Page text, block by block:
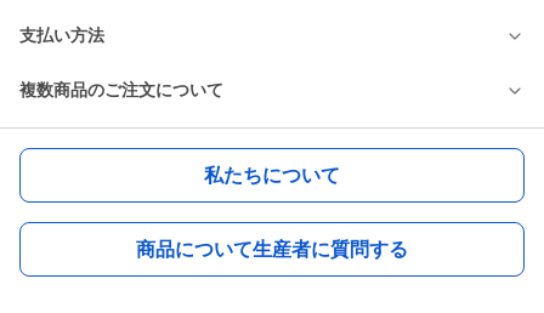
支払い方法
複数商品のご注文について
私たちについて
商品について生産者に質問する